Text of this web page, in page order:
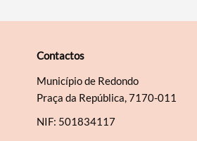
Contactos
Município de Redondo
Praça da República, 7170-011
NIF: 501834117